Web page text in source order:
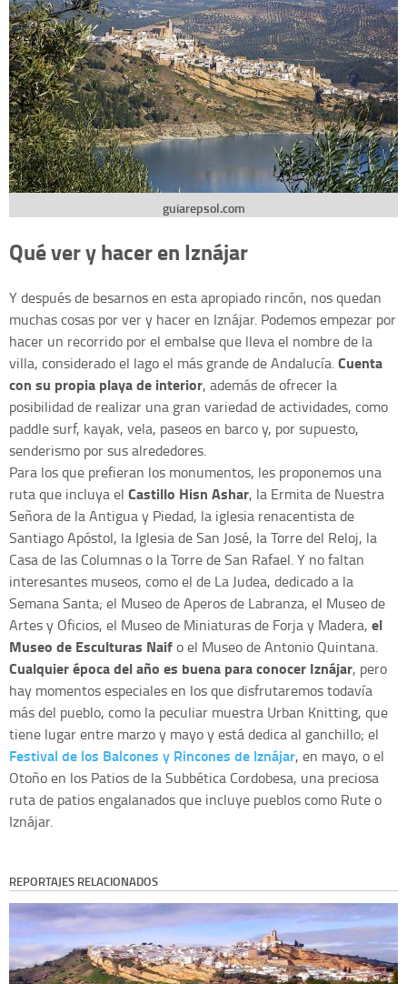
guiarepsol.com
Qué ver y hacer en Iznájar
Y después de besarnos en esta apropiado rincón, nos quedan
muchas cosas por ver y hacer en Iznájar. Podemos empezar por
hacer un recorrido por el embalse que lleva el nombre de la
villa, considerado el lago el más grande de Andalucía.Cuenta
con su propia playa de interior, además de ofrecer la
posibilidad de realizar una gran variedad de actividades, como
paddle surf, kayak, vela, paseos en barco y, por supuesto,
senderismo por sus alrededores.
Para los que prefieran los monumentos, les proponemos una
ruta que incluya el Castillo Hisn Ashar, la Ermita de Nuestra
Señora de la Antigua y Piedad, la iglesia renacentista de
Santiago Apóstol, la Iglesia de San José, la Torre del Reloj, la
Casa de las Columnas o la Torre de San Rafael. Y no faltan
interesantes museos, como el de La Judea, dedicado a la
Semana Santa; el Museo de Aperos de Labranza, el Museo de
Artes y Oficios, el Museo de Miniaturas de Forja y Madera, el
Museo de Esculturas Naifo el Museo de Antonio Quintana.
Cualquier época del año es buena para conocer Iznájar, pero
hay momentos especiales en los que disfrutaremos todavía
más del pueblo, como la peculiar muestra Urban Knitting, que
tiene lugar entre marzo y mayo y está dedica al ganchillo; el
Festival de los Balcones y Rincones de Iznájar, en mayo, o el
Otoño en los Patios de la Subbética Cordobesa, una preciosa
ruta de patios engalanados que incluye pueblos como Rute o
Iznájar.
REPORTAJES RELACIONADOS